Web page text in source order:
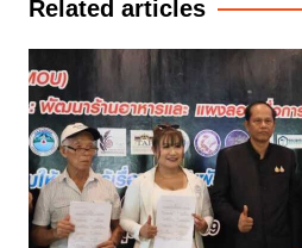
Related articles